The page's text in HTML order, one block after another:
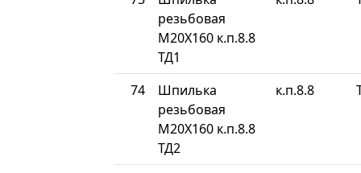
резьбовая
М20Х160 к.п.8.8
ТД1
74
Шпилька
резьбовая
М20Х160 к.п.8.8
ТД2
к.п.8.8